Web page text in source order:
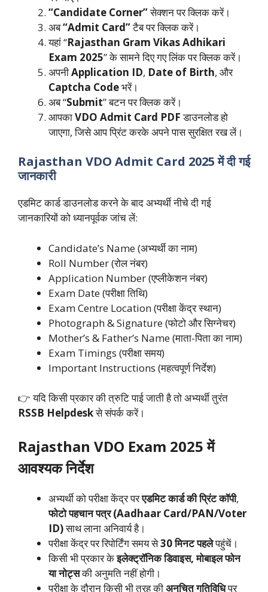
“Candidate Corner”सेक्शन पर क्लिक करें।
अब“Admit Card”टैब पर क्लिक करें।
यहां “Rajasthan Gram Vikas Adhikari
Exam 2025” के सामने दिए गए लिंक पर क्लिक करें।
अपनीApplication ID, Date of Birth, और
Captcha Codeभरें।
अब “Submit” बटन पर क्लिक करें।
आपकाVDO Admit Card PDFडाउनलोड हो
जाएगा, जिसे आप प्रिंट करके अपने पास सुरक्षित रख लें।
Rajasthan VDO Admit Card 2025 में दी गई
जानकारी
एडमिट कार्ड डाउनलोड करने के बाद अभ्यर्थी नीचे दी गई
जानकारियों को ध्यानपूर्वक जांच लें:
Candidate’s Name (अभ्यर्थी का नाम)
Roll Number (रोल नंबर)
Application Number (एप्लीकेशन नंबर)
Exam Date (परीक्षा तिथि)
Exam Centre Location (परीक्षा केंद्र स्थान)
Photograph & Signature (फोटो और सिग्नेचर)
Mother’s & Father’s Name (माता-पिता का नाम)
Exam Timings (परीक्षा समय)
Important Instructions (महत्वपूर्ण निर्देश)
👉 यदि किसी प्रकार की त्रुटि पाई जाती है तो अभ्यर्थी तुरंत
RSSB Helpdeskसे संपर्क करें।
Rajasthan VDO Exam 2025 में
आवश्यक निर्देश
अभ्यर्थी को परीक्षा केंद्र परएडमिट कार्ड की प्रिंट कॉपी,
फोटो पहचान पत्र (Aadhaar Card/PAN/Voter
ID)साथ लाना अनिवार्य है।
परीक्षा केंद्र पर रिपोर्टिंग समय से30 मिनट पहलेपहुंचें।
किसी भी प्रकार केइलेक्ट्रॉनिक डिवाइस, मोबाइल फोन
या नोट्सकी अनुमति नहीं होगी।
परीक्षा के दौरान किसी भी तरह कीअनुचित गतिविधिपर